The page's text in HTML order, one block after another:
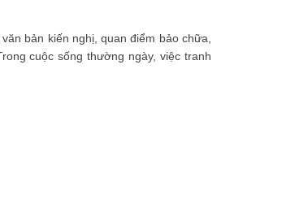
bản kiến nghị, quan điểm bảo chữa,
cuộc sống thường ngày, việc tranh